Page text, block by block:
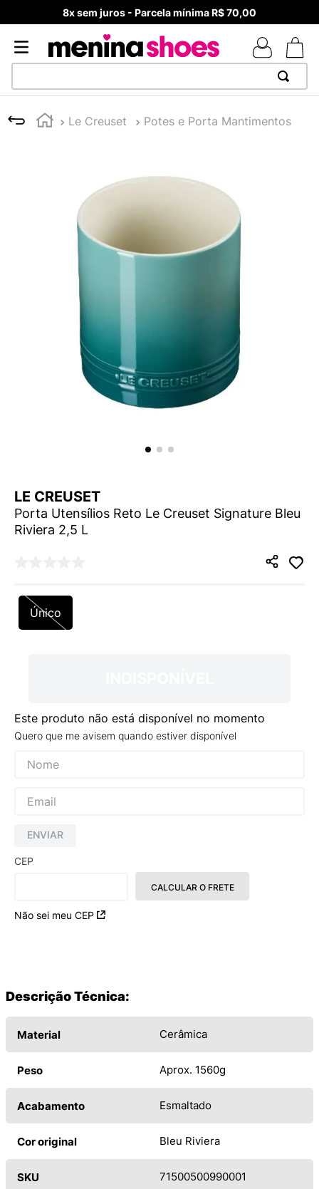
8x sem juros - Parcela mínima R$ 70,00
Le Creuset Potes e Porta Mantimentos
LE CREUSET
Porta Utensílios Reto Le Creuset Signature Bleu
Riviera 2,5 L
Único
Este produto não está disponível no momento
Quero que me avisem quando estiver disponível
ENVIAR
CEP
Não sei meu CEP
CALCULAR O FRETE
Descrição Técnica:
Material Cerâmica
Peso Aprox. 1560g
Acabamento Esmaltado
Cor original Bleu Riviera
SKU 71500500990001
1
TÊNIS NEWS BALANCE 530
NEW 9060
ADIDAS
MELISSA SLIDE
VANS TÊNIS VANS ULTRARANGE
VEJA COUNTRY